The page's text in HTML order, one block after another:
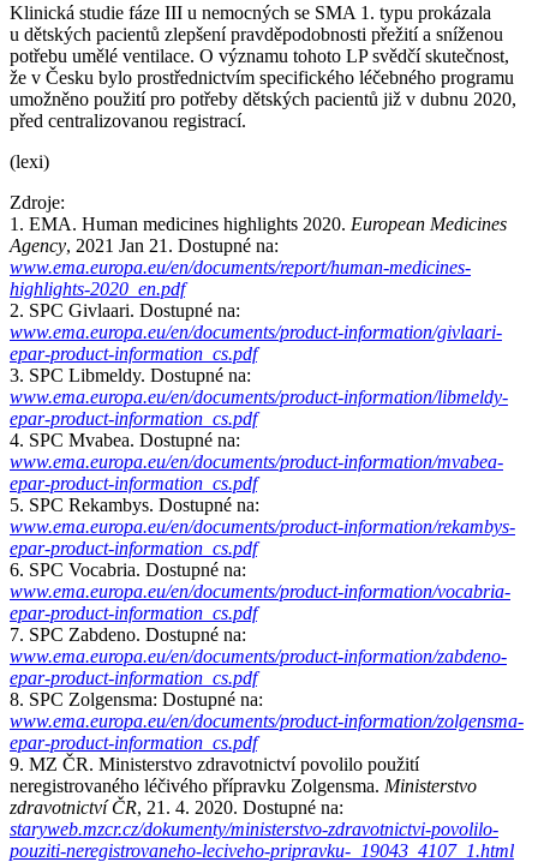
Klinická studie fáze III u nemocných se SMA 1. typu prokázala
u dětských pacientů zlepšení pravděpodobnosti přežití a sníženou
potřebu umělé ventilace. O významu tohoto LP svědčí skutečnost,
že v Česku bylo prostřednictvím specifického léčebného programu
umožněno použití pro potřeby dětských pacientů již v dubnu 2020,
před centralizovanou registrací.
(lexi)
Zdroje:
1. EMA. Human medicines highlights 2020. European Medicines
Agency, 2021 Jan 21. Dostupné na:
www.ema.europa.eu/en/documents/report/human-medicines-
highlights-2020_en.pdf
2. SPC Givlaari. Dostupné na:
www.ema.europa.eu/en/documents/product-information/givlaari-
epar-product-information_cs.pdf
3. SPC Libmeldy. Dostupné na:
www.ema.europa.eu/en/documents/product-information/libmeldy-
epar-product-information_cs.pdf
4. SPC Mvabea. Dostupné na:
www.ema.europa.eu/en/documents/product-information/mvabea-
epar-product-information_cs.pdf
5. SPC Rekambys. Dostupné na:
www.ema.europa.eu/en/documents/product-information/rekambys-
epar-product-information_cs.pdf
6. SPC Vocabria. Dostupné na:
www.ema.europa.eu/en/documents/product-information/vocabria-
epar-product-information_cs.pdf
7. SPC Zabdeno. Dostupné na:
www.ema.europa.eu/en/documents/product-information/zabdeno-
epar-product-information_cs.pdf
8. SPC Zolgensma: Dostupné na:
www.ema.europa.eu/en/documents/product-information/zolgensma-
epar-product-information_cs.pdf
9. MZ ČR. Ministerstvo zdravotnictví povolilo použití
neregistrovaného léčivého přípravku Zolgensma. Ministerstvo
zdravotnictví ČR, 21. 4. 2020. Dostupné na:
staryweb.mzcr.cz/dokumenty/ministerstvo-zdravotnictvi-povolilo-
pouziti-neregistrovaneho-leciveho-pripravku-_19043_4107_1.html